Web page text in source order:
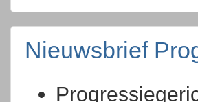
Nieuwsbrief